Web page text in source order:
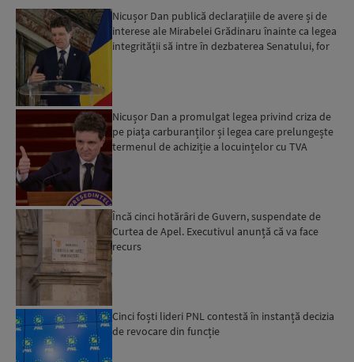
Nicușor Dan publică declarațiile de avere și de
interese ale Mirabelei Grădinaru înainte ca legea
integrității să intre în dezbaterea Senatului, for
Nicușor Dan a promulgat legea privind criza de
pe piața carburanților și legea care prelungește
termenul de achiziție a locuințelor cu TVA
Încă cinci hotărâri de Guvern, suspendate de
Curtea de Apel. Executivul anunță că va face
recurs
Cinci foști lideri PNL contestă în instanță decizia
de revocare din funcție